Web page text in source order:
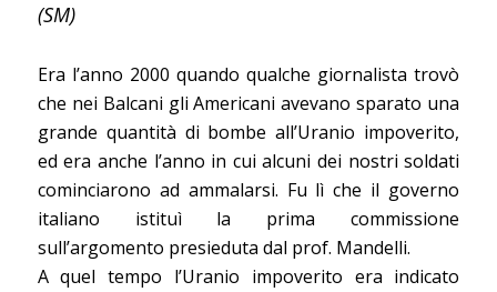
(SM)
Era l’anno 2000 quando qualche giornalista trovò
che nei Balcani gli Americani avevano sparato una
grande quantità di bombe all’Uranio impoverito,
ed era anche l’anno in cui alcuni dei nostri soldati
cominciarono ad ammalarsi. Fu lì che il governo
italiano istituì la prima commissione
sull’argomento presieduta dal prof. Mandelli.
A quel tempo l’Uranio impoverito era indicato